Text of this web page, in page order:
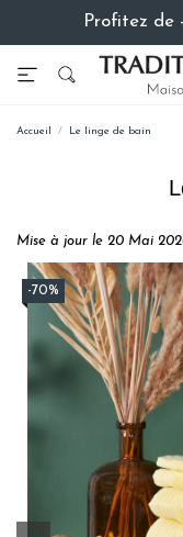
Profitez de
Accueil Le linge de bain
Mise à jour le 20 Mai
-70%